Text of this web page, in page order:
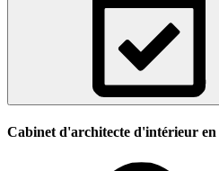
Cabinet d'architecte d'intérieur